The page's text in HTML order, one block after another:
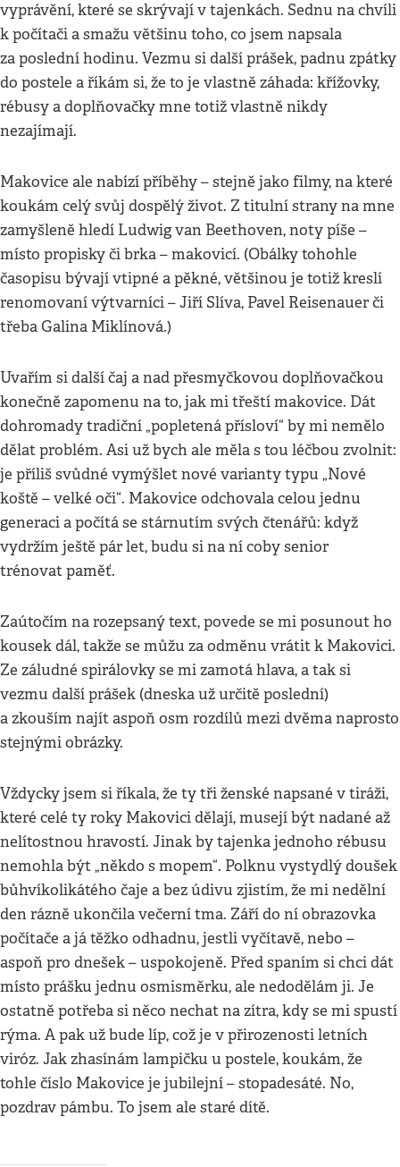
vyprávění, které se skrývají v tajenkách. Sednu na chvíli
k počítači a smažu většinu toho, co jsem napsala
za poslední hodinu. Vezmu si další prášek, padnu zpátky
do postele a říkám si, že to je vlastně záhada: křížovky,
rébusy a doplňovačky mne totiž vlastně nikdy
nezajímají.
Makovice ale nabízí příběhy – stejně jako filmy, na které
koukám celý svůj dospělý život. Z titulní strany na mne
zamyšleně hledí Ludwig van Beethoven, noty píše –
místo propisky či brka – makovicí. (Obálky tohohle
časopisu bývají vtipné a pěkné, většinou je totiž kreslí
renomovaní výtvarníci – Jiří Slíva, Pavel Reisenauer či
třeba Galina Miklínová.)
Uvařím si další čaj a nad přesmyčkovou doplňovačkou
konečně zapomenu na to, jak mi třeští makovice. Dát
dohromady tradiční „popletená přísloví“ by mi nemělo
dělat problém. Asi už bych ale měla s tou léčbou zvolnit:
je příliš svůdné vymýšlet nové varianty typu „Nové
koště – velké oči“. Makovice odchovala celou jednu
generaci a počítá se stárnutím svých čtenářů: když
vydržím ještě pár let, budu si na ní coby senior
trénovat paměť.
Zaútočím na rozepsaný text, povede se mi posunout ho
kousek dál, takže se můžu za odměnu vrátit k Makovici.
Ze záludné spirálovky se mi zamotá hlava, a tak si
vezmu další prášek (dneska už určitě poslední)
a zkouším najít aspoň osm rozdílů mezi dvěma naprosto
stejnými obrázky.
Vždycky jsem si říkala, že ty tři ženské napsané v tiráži,
které celé ty roky Makovici dělají, musejí být nadané až
nelítostnou hravostí. Jinak by tajenka jednoho rébusu
nemohla být „někdo s mopem“. Polknu vystydlý doušek
bůhvíkolikátého čaje a bez údivu zjistím, že mi nedělní
den rázně ukončila večerní tma. Září do ní obrazovka
počítače a já těžko odhadnu, jestli vyčítavě, nebo –
aspoň pro dnešek – uspokojeně. Před spaním si chci dát
místo prášku jednu osmisměrku, ale nedodělám ji. Je
ostatně potřeba si něco nechat na zítra, kdy se mi spustí
rýma. A pak už bude líp, což je v přirozenosti letních
viróz. Jak zhasínám lampičku u postele, koukám, že
tohle číslo Makovice je jubilejní – stopadesáté. No,
pozdrav pámbu. To jsem ale staré dítě.